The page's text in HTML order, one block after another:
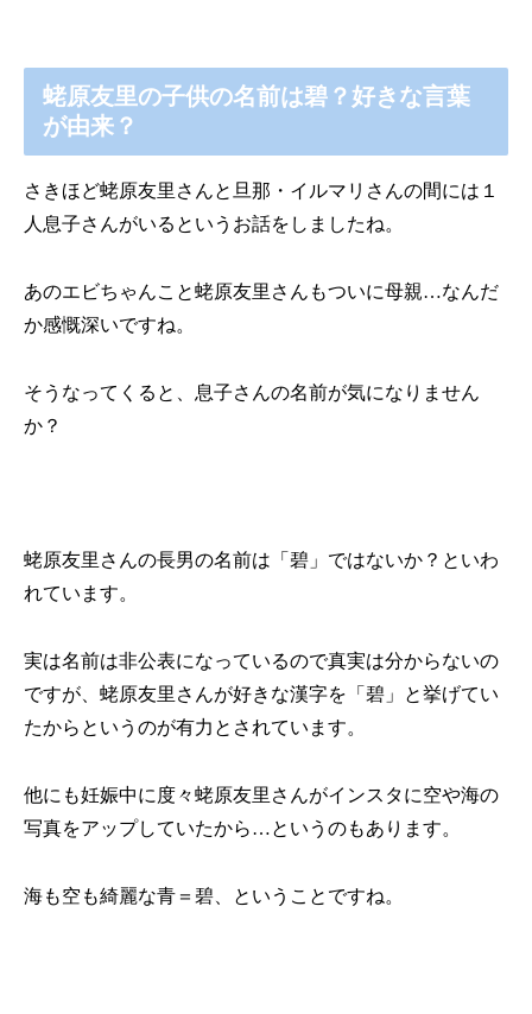
蛯原友里の子供の名前は碧？好きな言葉
が由来？
さきほど蛯原友里さんと旦那・イルマリさんの間には１
人息子さんがいるというお話をしましたね。
あのエビちゃんこと蛯原友里さんもついに母親…なんだ
か感慨深いですね。
そうなってくると、息子さんの名前が気になりません
か？
蛯原友里さんの長男の名前は「碧」ではないか？といわ
れています。
実は名前は非公表になっているので真実は分からないの
ですが、蛯原友里さんが好きな漢字を「碧」と挙げてい
たからというのが有力とされています。
他にも妊娠中に度々蛯原友里さんがインスタに空や海の
写真をアップしていたから…というのもあります。
海も空も綺麗な青＝碧、ということですね。